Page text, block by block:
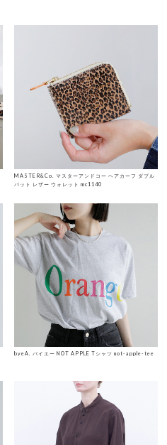
MASTER&Co. マスターアンドコー ヘアカーフ ダブル
バット レザー ウォレット mc1140
byeA. バイエー NOT APPLE Tシャツ not-apple-tee